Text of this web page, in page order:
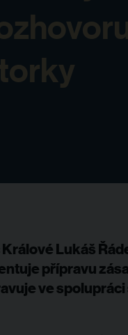
Lukáš
přípravu
ve spolupráci